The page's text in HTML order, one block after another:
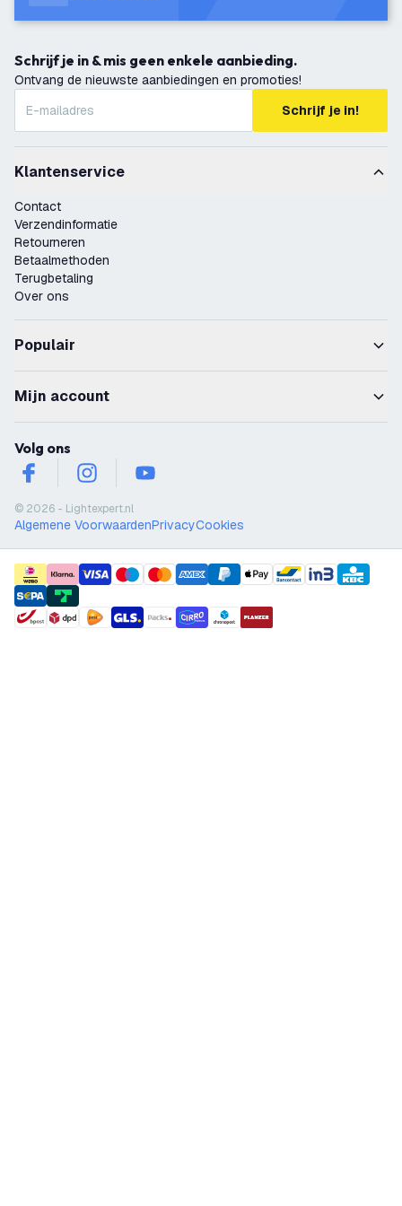
Schrijf je in & mis geen enkele aanbieding.
Ontvang de nieuwste aanbiedingen en promoties!
Schrijf je in!
Klantenservice
Contact
Verzendinformatie
Retourneren
Betaalmethoden
Terugbetaling
Over ons
Populair
Mijn account
Volg ons
facebookinstagramyoutube
© 2026 - Lightexpert.nl
Algemene VoorwaardenPrivacyCookies
payment methods
shipment methods